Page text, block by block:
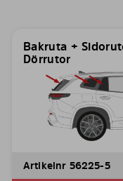
Bakruta +
Dörrutor
Artikelnr 56225-5